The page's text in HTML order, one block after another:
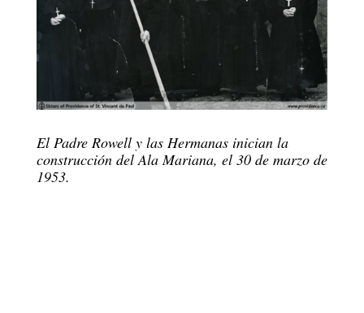
El Padre Rowell y las Hermanas inician la
construcción del Ala Mariana, el 30 de marzo de
1953.